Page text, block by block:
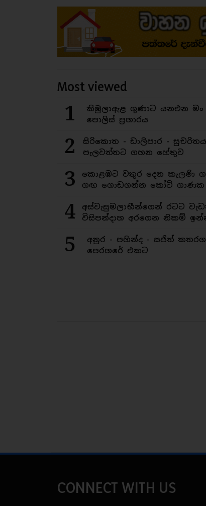
Most viewed
1
කිඹුලාඇළ ගුණාට යනඑන මං
පොලිස් ප්‍රහාරය
2
සිරිකොත - ඩාලිපාර -
පැලවත්තට ගහන හේතුව
3
කොළඹට වතුර දෙන කැලණි
ගඟ ගොඩගන්න කෝටි ගාණක
4
අස්වැසුමලාභීන්ගෙන් රටට
විසිපන්දාහ අරගෙන නිකම්
5
අනුර - පහින්ද - සජිත්
පෙරහරේ එකට
CONNECT WITH US